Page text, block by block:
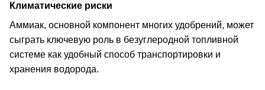
Климатические риски
Аммиак, основной компонент многих удобрений, может
сыграть ключевую роль в безуглеродной топливной
системе как удобный способ транспортировки и
хранения водорода.